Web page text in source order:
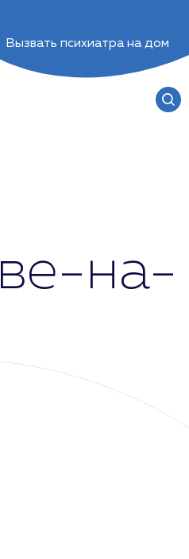
Вызвать психиатра на дом
на-